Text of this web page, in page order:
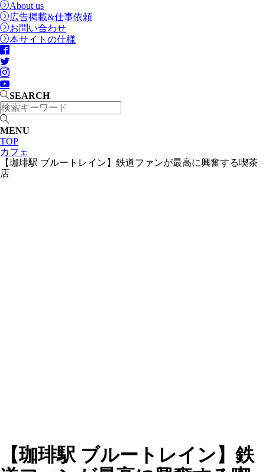
About us
広告掲載&仕事依頼
お問い合わせ
本サイトの仕様
SEARCH
MENU
TOP
カフェ
【珈琲駅 ブルートレイン】鉄道ファンが最高に興奮する喫茶
店
【珈琲駅 ブルートレイン】鉄